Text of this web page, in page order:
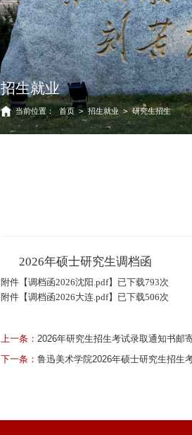
招生就业
当前位置： 首页 > 招生就业 > 研究生招生
2026年硕士研究生调档函
附件【调档函2026沈阳.pdf】已下载793次
附件【调档函2026大连.pdf】已下载506次
上一条： 2026年研究生招生考试录取通知书邮
下一条： 鲁迅美术学院2026年硕士研究生招生